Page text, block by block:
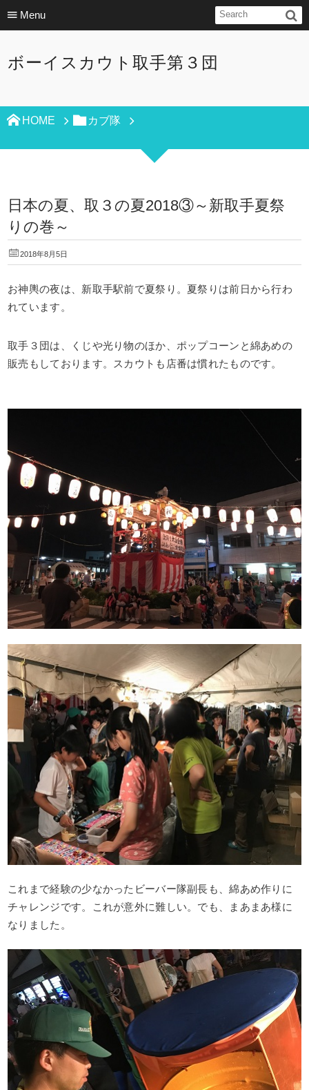
Menu
ボーイスカウト取手第３団
HOME カブ隊
日本の夏、取３の夏2018③～新取手夏祭
りの巻～
2018年8月5日
お神輿の夜は、新取手駅前で夏祭り。夏祭りは前日から行わ
れています。
取手３団は、くじや光り物のほか、ポップコーンと綿あめの
販売もしております。スカウトも店番は慣れたものです。
これまで経験の少なかったビーバー隊副長も、綿あめ作りに
チャレンジです。これが意外に難しい。でも、まあまあ様に
なりました。